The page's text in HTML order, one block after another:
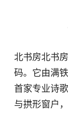
北书房北书
码。它由满
首家专业诗
与拱形窗户